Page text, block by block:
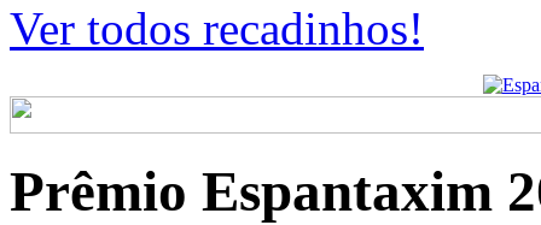
Ver todos recadinhos!
Prêmio Espantaxim